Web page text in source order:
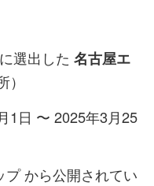
選出した 名古屋エ
1日 〜 2025年3月25
から公開されてい